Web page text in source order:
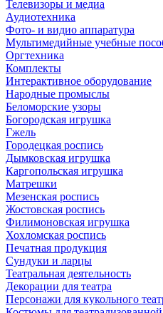
Телевизоры и медиа
Аудиотехника
Фото- и видио аппаратура
Мультимедийные учебные
Оргтехника
Комплекты
Интерактивное оборудование
Народные промыслы
Беломорские узоры
Богородская игрушка
Гжель
Городецкая роспись
Дымковская игрушка
Каргопольская игрушка
Матрешки
Мезенская роспись
Жостовская роспись
Филимоновская игрушка
Хохломская роспись
Печатная продукция
Сундуки и ларцы
Театральная деятельность
Декорации для театра
Персонажи для кукольного